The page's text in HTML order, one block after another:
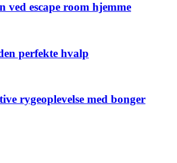
ved escape room hjemme
perfekte hvalp
rygeoplevelse med bonger